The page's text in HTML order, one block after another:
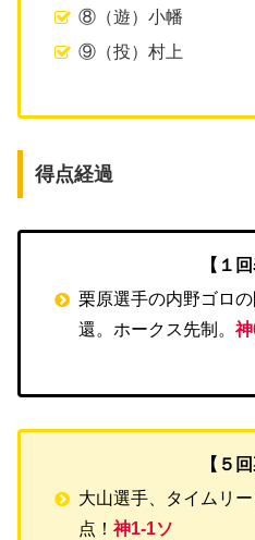
⑧（遊）小幡
⑨（投）村上
得点経過
【１回
栗原選手の内野ゴロ
還。ホークス先制。
【５回
大山選手、タイムリ
点！神1-1ソ